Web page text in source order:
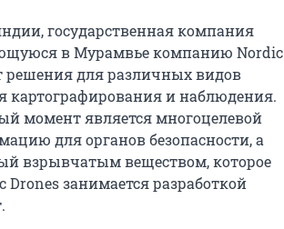
государственная компания
в Мурамвье компанию Nordic
решения для различных видов
картографирования и наблюдения.
момент является многоцелевой
для органов безопасности, а
взрывчатым веществом, которое
занимается разработкой